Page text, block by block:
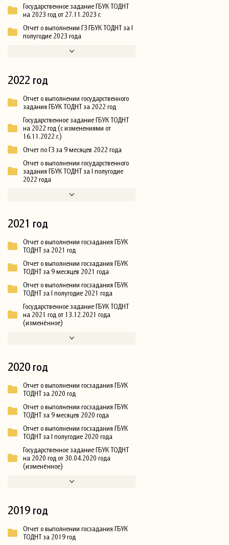
Государственное задание ГБУК ТОДНТ
на 2023 год от 27.11.2023 г.
Отчет о выполнении ГЗ ГБУК ТОДНТ за I
полугодие 2023 года
2022 год
Отчет о выполнении государственного
задания ГБУК ТОДНТ за 2022 год
Государственное задание ГБУК ТОДНТ
на 2022 год (с изменениями от
16.11.2022 г.)
Отчет по ГЗ за 9 месяцев 2022 года
Отчет о выполнении государственного
задания ГБУК ТОДНТ за I полугодие
2022 года
2021 год
Отчет о выполнении госзадания ГБУК
ТОДНТ за 2021 год
Отчет о выполнении госзадания ГБУК
ТОДНТ за 9 месяцев 2021 года
Отчет о выполнении госзадания ГБУК
ТОДНТ за I полугодие 2021 года
Государственное задание ГБУК ТОДНТ
на 2021 год от 13.12.2021 года
(изменённое)
2020 год
Отчет о выполнении госзадания ГБУК
ТОДНТ за 2020 год
Отчет о выполнении госзадания ГБУК
ТОДНТ за 9 месяцев 2020 года
Отчет о выполнении госзадания ГБУК
ТОДНТ за I полугодие 2020 года
Государственное задание ГБУК ТОДНТ
на 2020 год от 30.04.2020 года
(изменённое)
2019 год
Отчет о выполнении госзадания ГБУК
ТОДНТ за 2019 год